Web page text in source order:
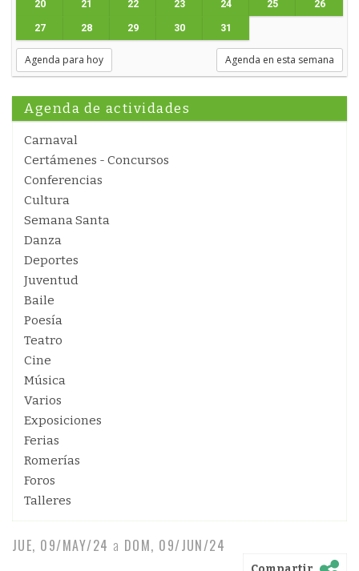
20 21 22 23 24 25 26
27 28 29 30 31
Agenda para hoy Agenda en esta semana
Agenda de actividades
Carnaval
Certámenes - Concursos
Conferencias
Cultura
Semana Santa
Danza
Deportes
Juventud
Baile
Poesía
Teatro
Cine
Música
Varios
Exposiciones
Ferias
Romerías
Foros
Talleres
JUE, 09/MAY/24 a DOM, 09/JUN/24